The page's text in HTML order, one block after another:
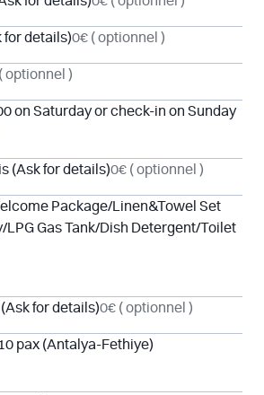
for details)0€ ( optionnel )
( optionnel )
on Saturday or check-in on Sunday
(Ask for details)0€ ( optionnel )
Package/Linen&Towel Set
LPG Gas Tank/Dish Detergent/Toilet
for details)0€ ( optionnel )
pax (Antalya-Fethiye)